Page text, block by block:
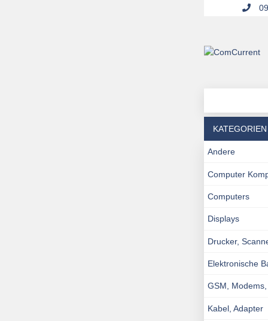
KATEGORIEN
Andere
Computer
Computers
Displays
Drucker,
Elektronische
GSM,
Kabel, Adapter